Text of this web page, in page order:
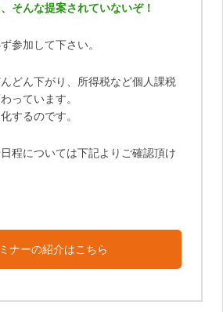
そんな提案されていないぞ！
参加して下さい。
どん下がり、所得税など個人課税
っています。
するのです。
程については下記よりご確認頂け
ナーの紹介はこちら